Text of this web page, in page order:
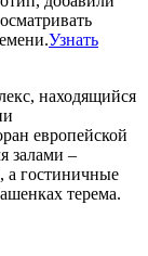
Узнать
находящийся
европейской
залами –
а гостиничные
терема.